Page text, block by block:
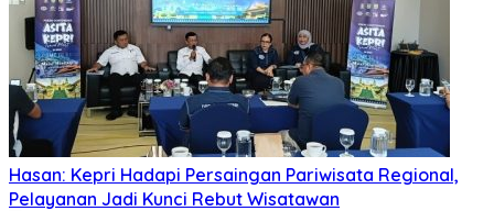
Hasan: Kepri Hadapi Persaingan Pariwisata Regional,
Pelayanan Jadi Kunci Rebut Wisatawan